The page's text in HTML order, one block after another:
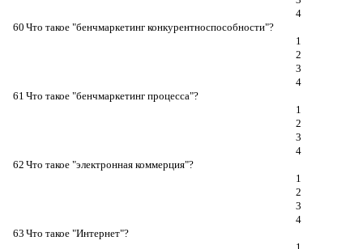
4
60 Что такое "бенчмаркетинг конкурентноспособности"?
1
2
3
4
61 Что такое "бенчмаркетинг процесса"?
1
2
3
4
62 Что такое "электронная коммерция"?
1
2
3
4
63 Что такое "Интернет"?